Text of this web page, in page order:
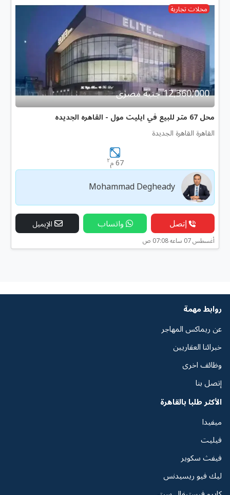
محلات تجارية
12,360,000 جنية مصرى
محل 67 متر للبيع في ايليت مول - القاهره الجديده
القاهرة القاهرة الجديدة
67 م ٢
Mohammad Degheady
إتصل واتساب الإيميل
أغسطس 07 ساعه 07:08 ص
روابط مهمة
عن ريماكس المهاجر
خبرائنا العقاريين
وظائف اخرى
إتصل بنا
الأكثر طلبا بالقاهرة
ميفيدا
فيليت
فيفث سكوير
ليك فيو ريسيدنس